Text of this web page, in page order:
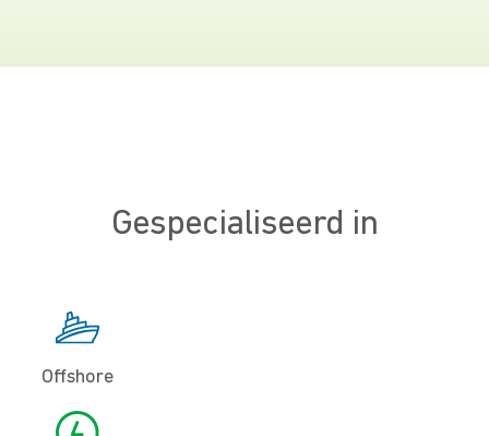
Gespecialiseerd in
Offshore